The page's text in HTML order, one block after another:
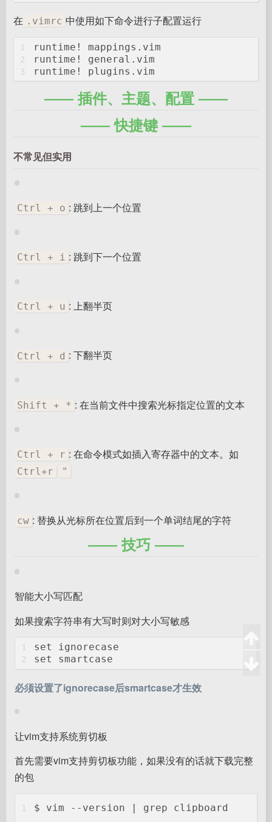
在 .vimrc 中使用如下命令进行子配置运行
1
2
3
runtime ! mappings .vim
runtime ! general .vim
runtime ! plugins .vim
插件、主题、配置
快捷键
不常见但实用
Ctrl + o : 跳到上一个位置
Ctrl + i : 跳到下一个位置
Ctrl + u : 上翻半页
Ctrl + d : 下翻半页
Shift + * : 在当前文件中搜索光标指定位置的文本
Ctrl + r : 在命令模式如插入寄存器中的文本。如
Ctrl+r "
cw : 替换从光标所在位置后到一个单词结尾的字符
技巧
智能大小写匹配
如果搜索字符串有大写时则对大小写敏感
1
2
set
ignorecase
set
smartcase
必须设置了ignorecase后smartcase才生效
让vim支持系统剪切板
首先需要vim支持剪切板功能，如果没有的话就下载完整
的包
1 $ vim --version | grep clipboard